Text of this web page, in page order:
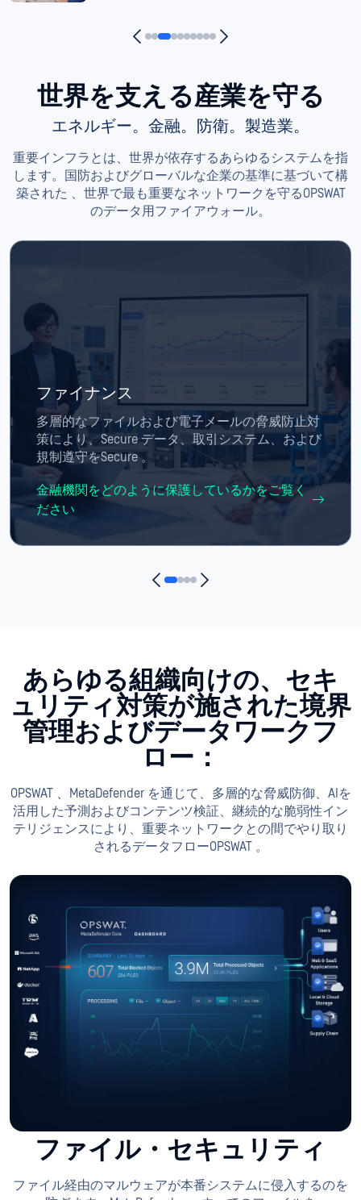
世界を支える産業を守る
エネルギー。金融。防衛。製造業。
重要インフラとは、世界が依存するあらゆるシステムを指
します。国防およびグローバルな企業の基準に基づいて構
築された 、世界で最も重要なネットワークを守るOPSWAT
のデータ用ファイアウォール。
ファイナンス
多層的なファイルおよび電子メールの脅威防止対
策により、Secure データ、取引システム、および
規制遵守をSecure 。
金融機関をどのように保護しているかをご覧く
ださい
あらゆる組織向けの、セキ
ュリティ対策が施された境界
管理およびデータワークフ
ロー：
OPSWAT 、MetaDefender を通じて、多層的な脅威防御、AIを
活用した予測およびコンテンツ検証、継続的な脆弱性イン
テリジェンスにより、重要ネットワークとの間でやり取り
されるデータフローOPSWAT 。
ファイル・セキュリティ
ファイル経由のマルウェアが本番システムに侵入するのを